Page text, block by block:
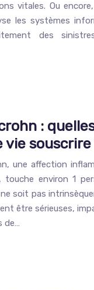
vitales. Ou
les systèmes
des
:
vie souscrire
une affection
touche environ 1
ne soit pas
être sérieuses,
de…